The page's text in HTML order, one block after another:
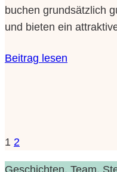
buchen grund­sätz­lich
und bie­ten ein
Bei­trag lesen
1 2
Geschich­ten, Team,